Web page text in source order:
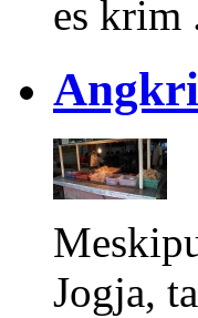
es krim
Jogja,